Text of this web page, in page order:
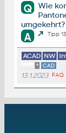
Q
Wie
umgekehrt?
A Tipp
ACAD NW
* CAD
13.1.2023 FAQ